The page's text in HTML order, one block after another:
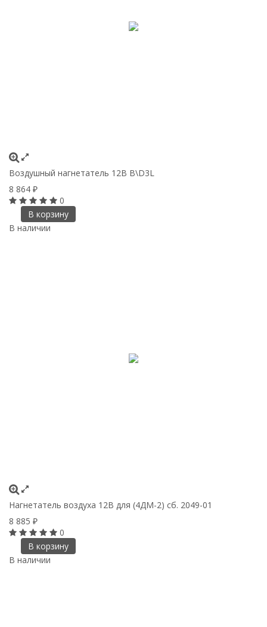
Воздушный нагнетатель 12В B\D3L
8 864 ₽
0
В корзину
В наличии
Нагнетатель воздуха 12В для (4ДМ-2) сб. 2049-01
8 885 ₽
0
В корзину
В наличии